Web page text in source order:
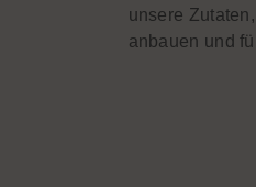
unsere
anbauen und